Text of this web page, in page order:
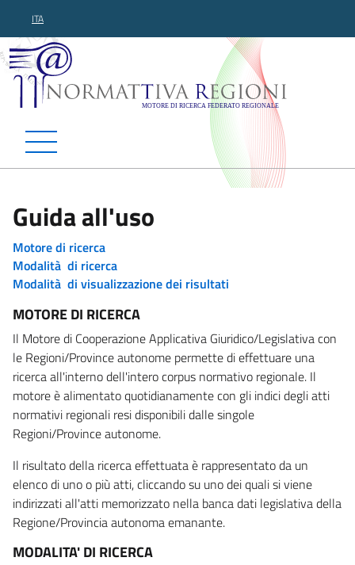
ITA
Normattiva Regioni -
Guida all'uso
Motore di ricerca
Modalità di ricerca
Modalità di visualizzazione dei risultati
MOTORE DI RICERCA
Il Motore di Cooperazione Applicativa Giuridico/Legislativa con
le Regioni/Province autonome permette di effettuare una
ricerca all'interno dell'intero corpus normativo regionale. Il
motore è alimentato quotidianamente con gli indici degli atti
normativi regionali resi disponibili dalle singole
Regioni/Province autonome.
Il risultato della ricerca effettuata è rappresentato da un
elenco di uno o più atti, cliccando su uno dei quali si viene
indirizzati all'atti memorizzato nella banca dati legislativa della
Regione/Provincia autonoma emanante.
MODALITA' DI RICERCA